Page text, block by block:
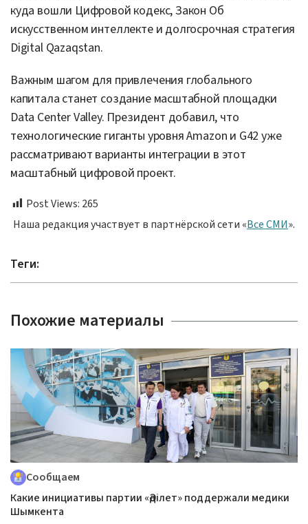
куда вошли Цифровой кодекс, Закон Об
искусственном интеллекте и долгосрочная стратегия
Digital Qazaqstan.
Важным шагом для привлечения глобального
капитала станет создание масштабной площадки
Data Center Valley. Президент добавил, что
технологические гиганты уровня Amazon и G42 уже
рассматривают варианты интеграции в этот
масштабный цифровой проект.
Post Views: 265
Наша редакция участвует в партнёрской сети «Все СМИ».
Теги:
Похожие материалы
Сообщаем
Какие инициативы партии «Әділет» поддержали медики
Шымкента